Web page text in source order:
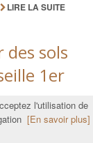
LIRE LA SUITE
sols
1er
garantir la
Eugénie
l'utilisation de
[En savoir plus]